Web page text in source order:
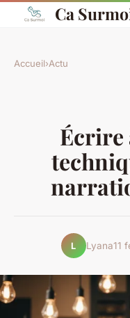
Ca
Accueil›Actu
Écrire
L Lyana11